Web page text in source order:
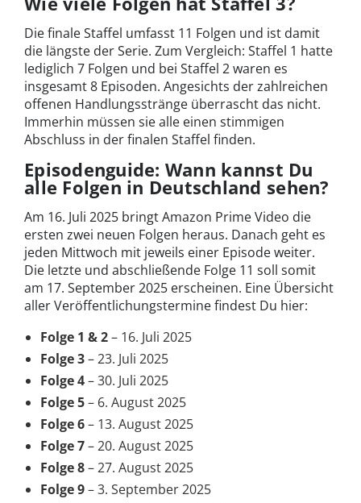
Die finale Staffel umfasst 11 Folgen und ist damit
die längste der Serie. Zum Vergleich: Staffel 1 hatte
lediglich 7 Folgen und bei Staffel 2 waren es
insgesamt 8 Episoden. Angesichts der zahlreichen
offenen Handlungsstränge überrascht das nicht.
Immerhin müssen sie alle einen stimmigen
Abschluss in der finalen Staffel finden.
Episodenguide: Wann kannst Du
alle Folgen in Deutschland sehen?
Am 16. Juli 2025 bringt Amazon Prime Video die
ersten zwei neuen Folgen heraus. Danach geht es
jeden Mittwoch mit jeweils einer Episode weiter.
Die letzte und abschließende Folge 11 soll somit
am 17. September 2025 erscheinen. Eine Übersicht
aller Veröffentlichungstermine findest Du hier:
Folge 1 & 2– 16. Juli 2025
Folge 3– 23. Juli 2025
Folge 4– 30. Juli 2025
Folge 5– 6. August 2025
Folge 6– 13. August 2025
Folge 7– 20. August 2025
Folge 8– 27. August 2025
Folge 9– 3. September 2025